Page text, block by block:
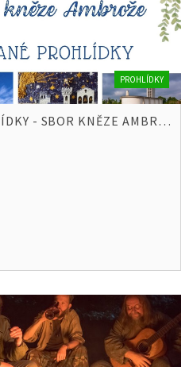
PROHLÍDKY
KOMENTOVANÉ PROHLÍDKY - SBOR KNĚZE AMBROŽE